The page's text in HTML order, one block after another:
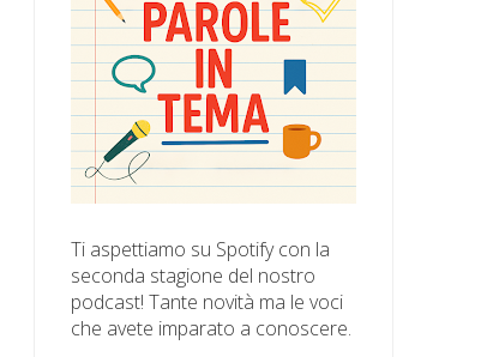
Ti aspettiamo su Spotify con la
seconda stagione del nostro
podcast! Tante novità ma le voci
che avete imparato a conoscere.